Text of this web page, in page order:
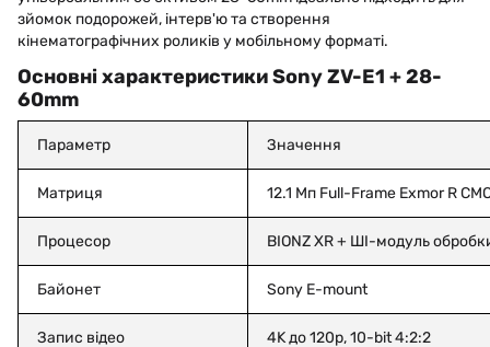
зйомок подорожей, інтерв'ю та створення
кінематографічних роликів у мобільному форматі.
Основні характеристики Sony ZV-E1 + 28-
60mm
Параметр Значення
Матриця 12.1 Мп Full-Frame Exmor R
Процесор BIONZ XR + ШІ-модуль
Байонет Sony E-mount
Запис відео 4K до 120p, 10-bit 4:2:2